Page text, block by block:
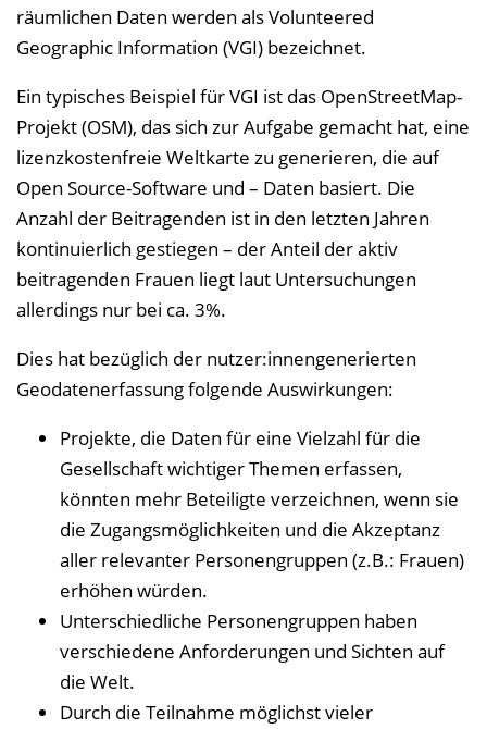
räumlichen Daten werden als Volunteered
Geographic Information (VGI) bezeichnet.
Ein typisches Beispiel für VGI ist das OpenStreetMap-
Projekt (OSM), das sich zur Aufgabe gemacht hat, eine
lizenzkostenfreie Weltkarte zu generieren, die auf
Open Source-Software und – Daten basiert. Die
Anzahl der Beitragenden ist in den letzten Jahren
kontinuierlich gestiegen – der Anteil der aktiv
beitragenden Frauen liegt laut Untersuchungen
allerdings nur bei ca. 3%.
Dies hat bezüglich der nutzer:innengenerierten
Geodatenerfassung folgende Auswirkungen:
Projekte, die Daten für eine Vielzahl für die
Gesellschaft wichtiger Themen erfassen,
könnten mehr Beteiligte verzeichnen, wenn sie
die Zugangsmöglichkeiten und die Akzeptanz
aller relevanter Personengruppen (z.B.: Frauen)
erhöhen würden.
Unterschiedliche Personengruppen haben
verschiedene Anforderungen und Sichten auf
die Welt.
Durch die Teilnahme möglichst vieler